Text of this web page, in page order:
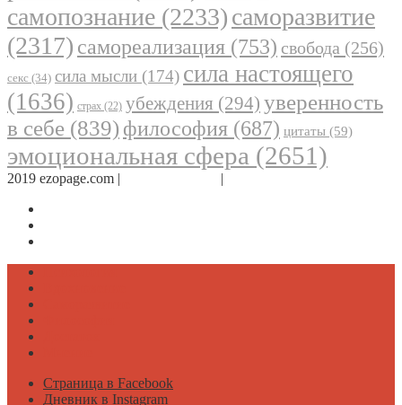
самопознание (2233)саморазвитие
(2317) самореализация (753) свобода (256)
секс (34) сила мысли (174) сила настоящего
(1636) страх (22) убеждения (294) уверенность
в себе (839) философия (687) цитаты (59)
эмоциональная сфера (2651)
2019 ezopage.com | |
Страница в Facebook
Дневник в Instagram